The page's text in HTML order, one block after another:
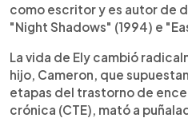
como escritor y es autor de
"Night Shadows" (1994) e
La vida de Ely cambió
hijo, Cameron, que
etapas del trastorno de
crónica (CTE), mató a